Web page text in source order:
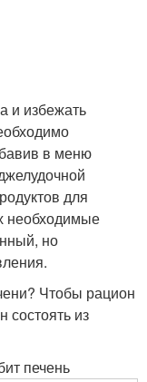
и избежать
в меню
для
необходимые
но
Чтобы рацион
состоять из
печень